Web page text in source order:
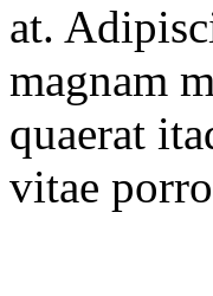
at.
magnam
quaerat
vitae